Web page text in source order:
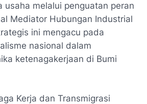
usaha melalui penguatan peran
Mediator Hubungan Industrial
ini mengacu pada
nasional dalam
ketenagakerjaan di Bumi
Kerja dan Transmigrasi